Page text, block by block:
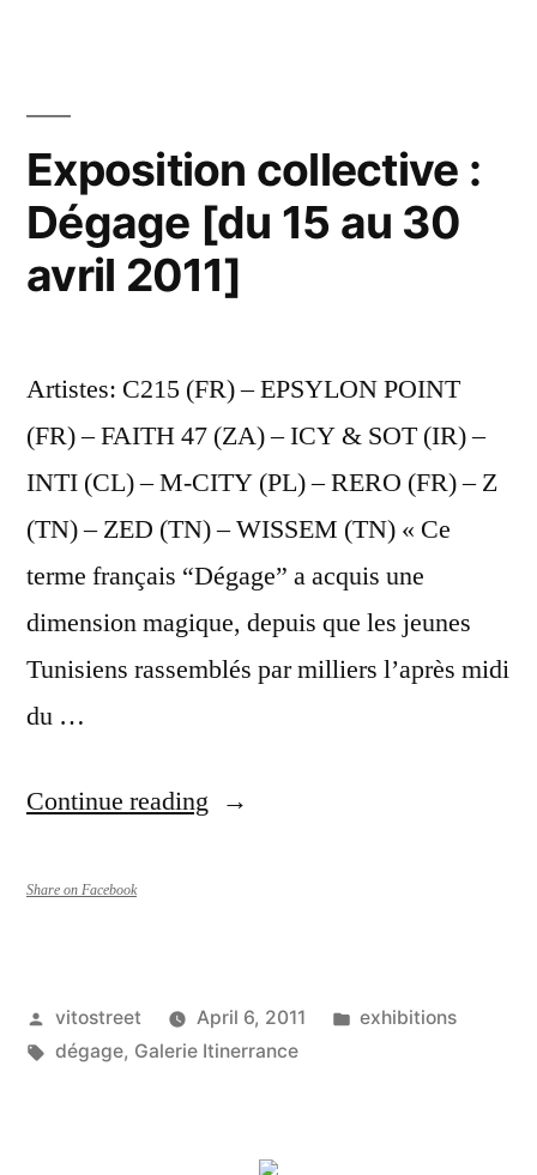
Exposition collective :
Dégage [du 15 au 30
avril 2011]
Artistes: C215 (FR) – EPSYLON POINT
(FR) – FAITH 47 (ZA) – ICY & SOT (IR) –
INTI (CL) – M-CITY (PL) – RERO (FR) – Z
(TN) – ZED (TN) – WISSEM (TN) « Ce
terme français “Dégage” a acquis une
dimension magique, depuis que les jeunes
Tunisiens rassemblés par milliers l’après midi
du …
Continue reading “Exposition
15
Share on Facebook
Posted
by
vitostreet April 6, 2011
Posted
exhibitions
Tags:
dégage, Galerie Itinerrance